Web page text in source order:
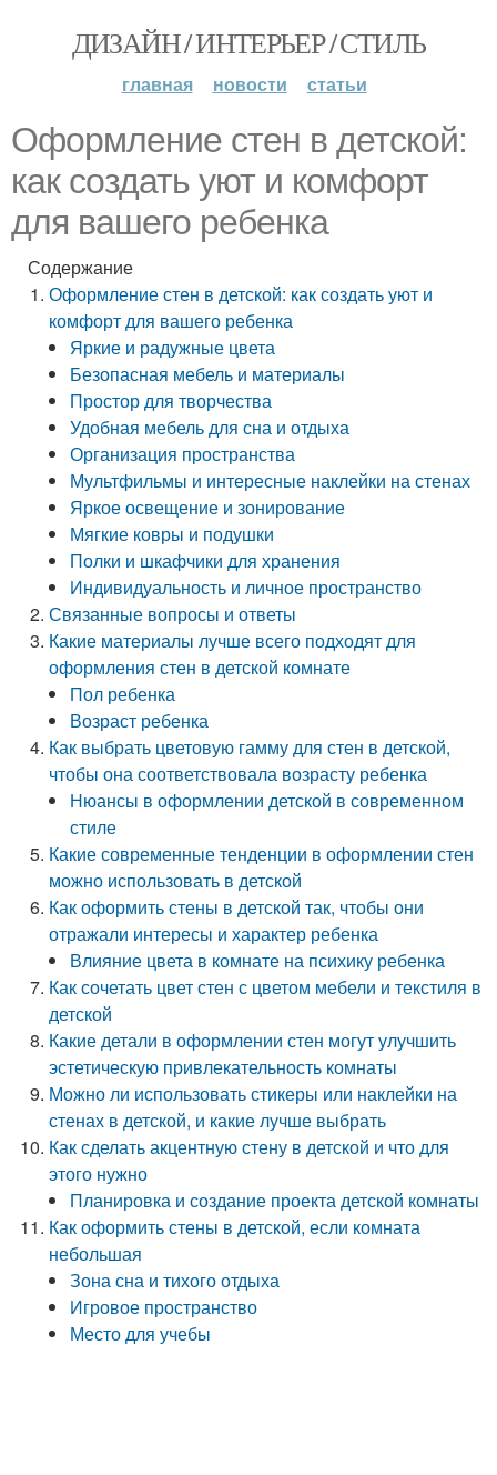
ДИЗАЙН / ИНТЕРЬЕР / СТИЛЬ
главная новости статьи
Оформление стен в детской:
как создать уют и комфорт
для вашего ребенка
Содержание
Оформление стен в детской: как создать уют и
комфорт для вашего ребенка
Яркие и радужные цвета
Безопасная мебель и материалы
Простор для творчества
Удобная мебель для сна и отдыха
Организация пространства
Мультфильмы и интересные наклейки на стенах
Яркое освещение и зонирование
Мягкие ковры и подушки
Полки и шкафчики для хранения
Индивидуальность и личное пространство
Связанные вопросы и ответы
Какие материалы лучше всего подходят для
оформления стен в детской комнате
Пол ребенка
Возраст ребенка
Как выбрать цветовую гамму для стен в детской,
чтобы она соответствовала возрасту ребенка
Нюансы в оформлении детской в современном
стиле
Какие современные тенденции в оформлении стен
можно использовать в детской
Как оформить стены в детской так, чтобы они
отражали интересы и характер ребенка
Влияние цвета в комнате на психику ребенка
Как сочетать цвет стен с цветом мебели и текстиля в
детской
Какие детали в оформлении стен могут улучшить
эстетическую привлекательность комнаты
Можно ли использовать стикеры или наклейки на
стенах в детской, и какие лучше выбрать
Как сделать акцентную стену в детской и что для
этого нужно
Планировка и создание проекта детской комнаты
Как оформить стены в детской, если комната
небольшая
Зона сна и тихого отдыха
Игровое пространство
Место для учебы